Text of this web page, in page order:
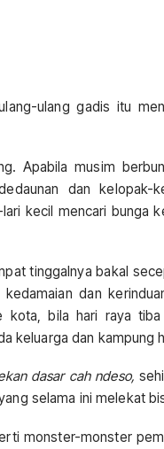
ulang gadis itu
Apabila musim
dan kelopak-
kecil mencari bunga
tinggalnya bakal
dan
bila hari raya
keluarga dan kampung
dasar cah ndeso,
selama ini melekat
monster-monster